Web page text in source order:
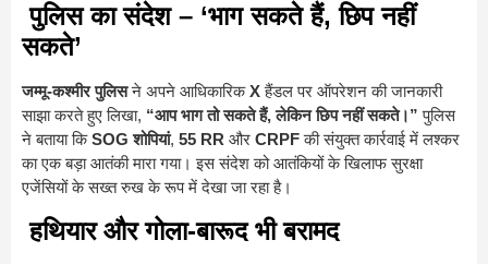
पुलिस का संदेश – ‘भाग सकते हैं, छिप नहीं
सकते’
जम्मू-कश्मीर पुलिसने अपने आधिकारिकXहैंडल पर ऑपरेशन की जानकारी
साझा करते हुए लिखा, “आप भाग तो सकते हैं, लेकिन छिप नहीं सकते।” पुलिस
ने बताया किSOG शोपियां, 55 RR और CRPFकी संयुक्त कार्रवाई में लश्कर
का एक बड़ा आतंकी मारा गया। इस संदेश को आतंकियों के खिलाफ सुरक्षा
एजेंसियों के सख्त रुख के रूप में देखा जा रहा है।
हथियार और गोला-बारूद भी बरामद